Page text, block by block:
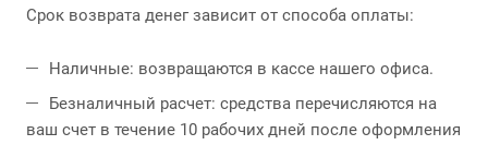
Срок возврата денег зависит от способа оплаты:
Наличные: возвращаются в кассе нашего офиса.
Безналичный расчет: средства перечисляются на
ваш счет в течение 10 рабочих дней после оформления